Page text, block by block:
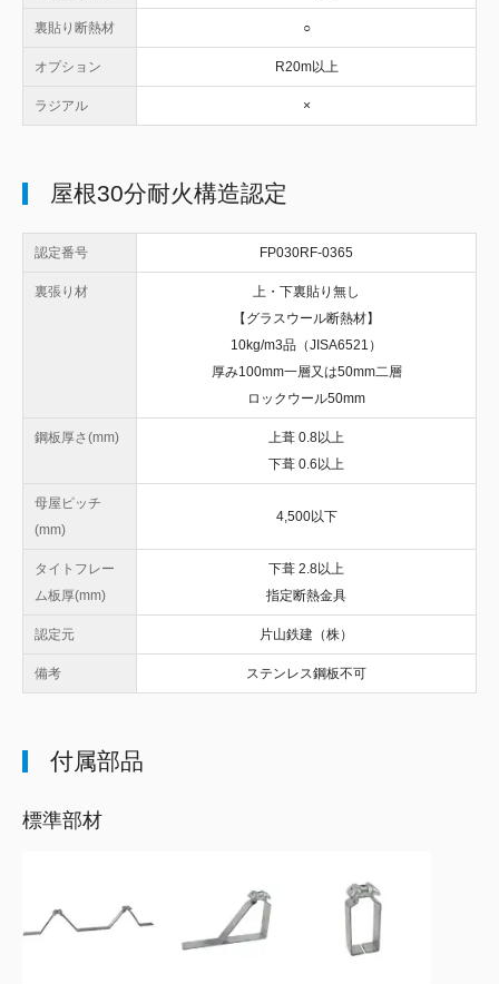
裏貼り断熱材 ○
オプション R20m以上
ラジアル ×
屋根30分耐火構造認定
認定番号 FP030RF-0365
裏張り材
上・下裏貼り無し
【グラスウール断熱材】
10kg/m3品（JISA6521）
厚み100mm一層又は50mm二層
ロックウール50mm
鋼板厚さ(mm)
上葺 0.8以上
下葺 0.6以上
母屋ピッチ
(mm)
4,500以下
タイトフレー
ム板厚(mm)
下葺 2.8以上
指定断熱金具
認定元 片山鉄建（株）
備考 ステンレス鋼板不可
付属部品
標準部材